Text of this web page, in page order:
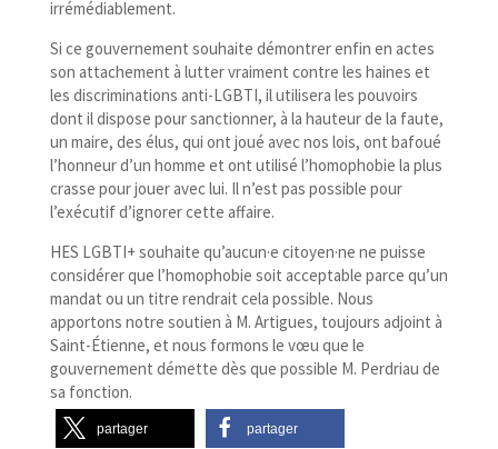
irrémédiablement.
Si ce gouvernement souhaite démontrer enfin en actes
son attachement à lutter vraiment contre les haines et
les discriminations anti-​LGBTI, il utilisera les pouvoirs
dont il dispose pour sanctionner, à la hauteur de la faute,
un maire, des élus, qui ont joué avec nos lois, ont bafoué
l’honneur d’un homme et ont utilisé l’homophobie la plus
crasse pour jouer avec lui. Il n’est pas possible pour
l’exécutif d’ignorer cette affaire.
HES LGBTI+ souhaite qu’aucun·e citoyen·ne ne puisse
considérer que l’homophobie soit acceptable parce qu’un
mandat ou un titre rendrait cela possible. Nous
apportons notre soutien à M. Artigues, toujours adjoint à
Saint-​Étienne, et nous formons le vœu que le
gouvernement démette dès que possible M. Perdriau de
sa fonction.
partager partager